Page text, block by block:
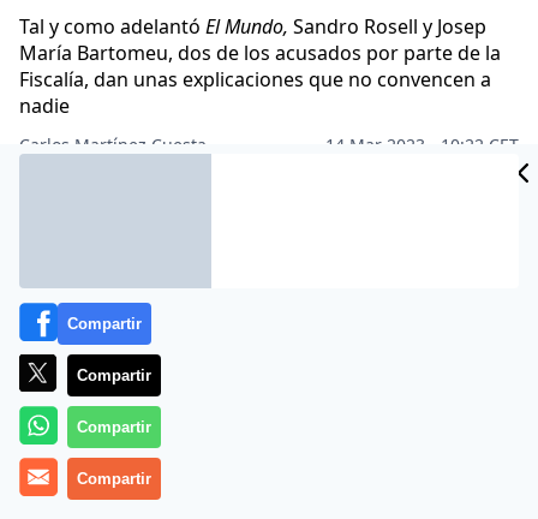
Tal y como adelantó El Mundo, Sandro Rosell y Josep
María Bartomeu, dos de los acusados por parte de la
Fiscalía, dan unas explicaciones que no convencen a
nadie
Carlos Martínez Cuesta
14 Mar 2023 - 10:22 CET
Compartir
Compartir
Compartir
Compartir